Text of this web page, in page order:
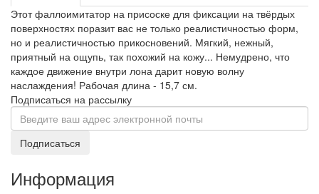
Этот фаллоимитатор на присоске для фиксации на твёрдых
поверхностях поразит вас не только реалистичностью форм,
но и реалистичностью прикосновений. Мягкий, нежный,
приятный на ощупь, так похожий на кожу... Немудрено, что
каждое движение внутри лона дарит новую волну
наслаждения! Рабочая длина - 15,7 см.
Подписаться на рассылку
Подписаться
Информация